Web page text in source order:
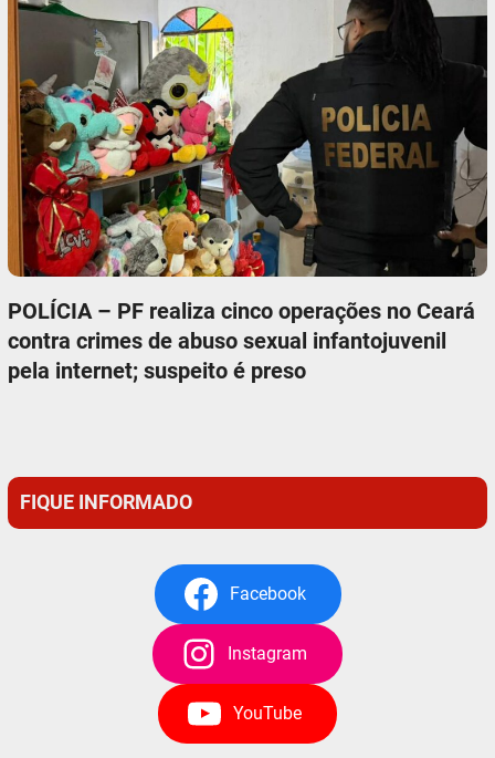
POLÍCIA – PF realiza cinco operações no Ceará
contra crimes de abuso sexual infantojuvenil
pela internet; suspeito é preso
FIQUE INFORMADO
Facebook
Instagram
YouTube